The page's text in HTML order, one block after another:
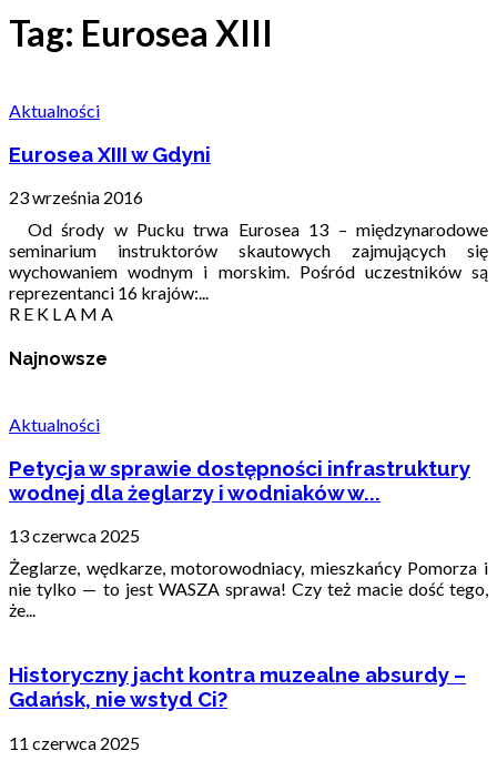
Tag: Eurosea XIII
Aktualności
Eurosea XIII w Gdyni
23 września 2016
Od środy w Pucku trwa Eurosea 13 – międzynarodowe
seminarium instruktorów skautowych zajmujących się
wychowaniem wodnym i morskim. Pośród uczestników są
reprezentanci 16 krajów:...
R E K L A M A
Najnowsze
Aktualności
Petycja w sprawie dostępności infrastruktury
wodnej dla żeglarzy i wodniaków w...
13 czerwca 2025
Żeglarze, wędkarze, motorowodniacy, mieszkańcy Pomorza i
nie tylko — to jest WASZA sprawa! Czy też macie dość tego,
że...
Historyczny jacht kontra muzealne absurdy –
Gdańsk, nie wstyd Ci?
11 czerwca 2025